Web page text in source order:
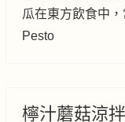
瓜在東方飲食中
Pesto
檸汁蘑菇涼